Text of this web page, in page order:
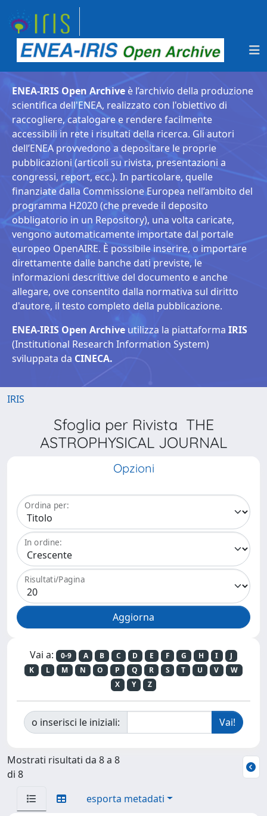
ENEA-IRIS Open Archive è l’archivio della produzione
scientifica dell'ENEA, realizzato con l'obiettivo di
raccogliere, catalogare e rendere facilmente
accessibili in rete i risultati della ricerca. Gli autori
dell’ENEA provvedono a depositare le proprie
pubblicazioni (articoli su rivista, presentazioni a
congressi, report, ecc.). In particolare, quelle
finanziate dalla Commissione Europea nell’ambito del
programma H2020 (che prevede il deposito
obbligatorio in un Repository), una volta caricate,
vengono automaticamente importate dal portale
europeo OpenAIRE. È possibile inserire, o importare
direttamente dalle banche dati previste, le
informazioni descrittive del documento e anche
allegare, ove consentito dalla normativa sul diritto
d'autore, il testo completo della pubblicazione.
ENEA-IRIS Open Archive utilizza la piattaforma IRIS
(Institutional Research Information System)
sviluppata da CINECA.
IRIS
Sfoglia per Rivista THE
ASTROPHYSICAL JOURNAL
Opzioni
Ordina per:
In ordine:
Risultati/Pagina
Vai a: 0-9 A B C D E F G H I
J
K
L M N O P Q R S T U V
W
X
Y Z
o inserisci le iniziali:
Mostrati risultati da 8 a 8
di 8
esporta metadati